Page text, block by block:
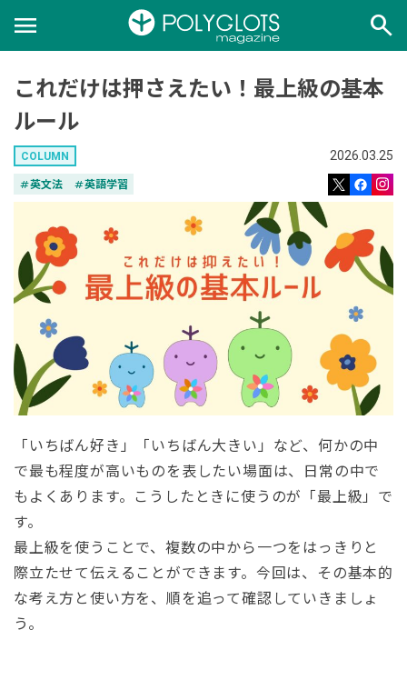
menu search
これだけは押さえたい！最上級の基本
ルール
COLUMN 2026.03.25
tag英文法 tag英語学習
「いちばん好き」「いちばん大きい」など、何かの中
で最も程度が高いものを表したい場面は、日常の中で
もよくあります。こうしたときに使うのが「最上級」で
す。
最上級を使うことで、複数の中から一つをはっきりと
際立たせて伝えることができます。今回は、その基本的
な考え方と使い方を、順を追って確認していきましょ
う。